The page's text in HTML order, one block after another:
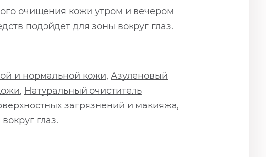
очищения кожи утром и вечером
подойдет для зоны вокруг глаз.
и нормальной кожи, Азуленовый
, Натуральный очиститель
загрязнений и макияжа,
глаз.